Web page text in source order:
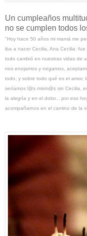
Un cumpleaños
no se cumplen todos
"Hoy hace 50 años mi mamá me
iba a nacer Cecilia, Ana Cecilia:
todo cambió en nuestras vidas de
nos enojamos y negamos,
todo, y sobre todo qué es el amor,
seríamos l@s mism@s sin Cecilia,
la alegría y en el dolor... por eso
acompañarnos en el camino de la